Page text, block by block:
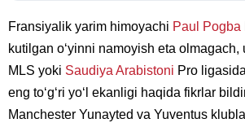
Fransiyalik yarim himoyachi Paul Pogba
kutilgan oʻyinni namoyish eta
MLS yoki Saudiya Arabistoni Pro
eng toʻgʻri yoʻl ekanligi haqida fikrlar
Manchester Yunayted va Yuventus